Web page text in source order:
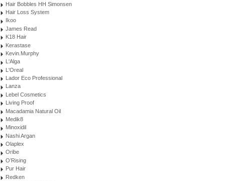
Hair Bobbles HH Simonsen
Hair Loss System
Ikoo
James Read
K18 Hair
Kerastase
Kevin.Murphy
L'Alga
L'Oreal
Lador Eco Professional
Lanza
Lebel Cosmetics
Living Proof
Macadamia Natural Oil
Medik8
Minoxidil
Nashi Argan
Olaplex
Oribe
O’Rising
Pur Hair
Redken